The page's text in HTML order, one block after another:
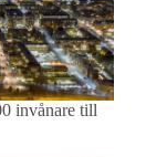
invånare till